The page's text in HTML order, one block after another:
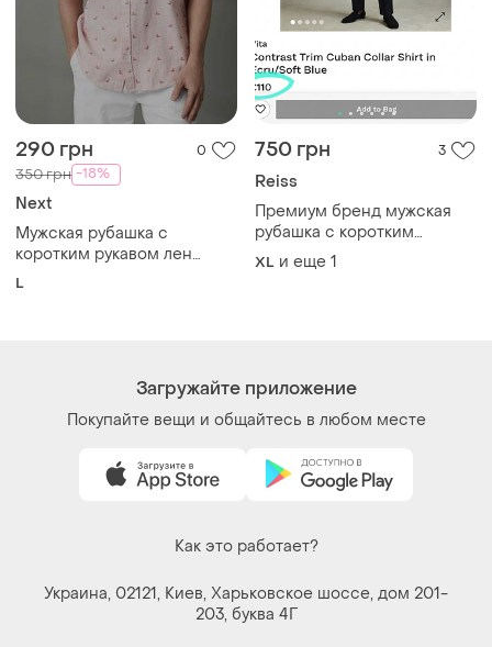
290 грн 0
350 грн -18%
Next
Мужская рубашка с
коротким рукавом лен
хлопок
L
750 грн 3
Reiss
Премиум бренд мужская
рубашка с коротким
рукавом
XL и еще 1
Загружайте приложение
Покупайте вещи и общайтесь в любом месте
Как это работает?
Украина, 02121, Киев, Харьковское шоссе, дом 201-
203, буква 4Г